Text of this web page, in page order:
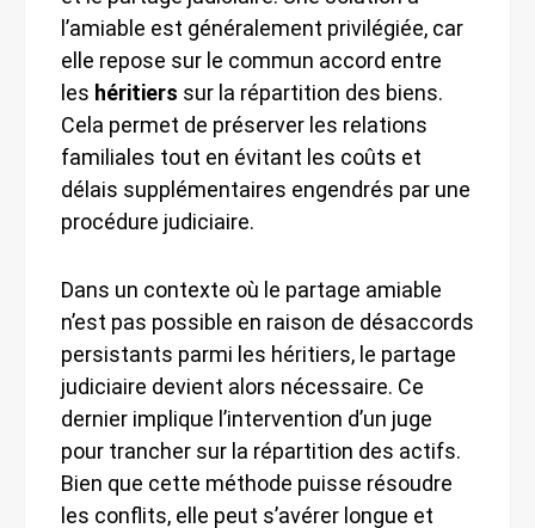
l’amiable est généralement privilégiée, car
elle repose sur le commun accord entre
les héritiers sur la répartition des biens.
Cela permet de préserver les relations
familiales tout en évitant les coûts et
délais supplémentaires engendrés par une
procédure judiciaire.
Dans un contexte où le partage amiable
n’est pas possible en raison de désaccords
persistants parmi les héritiers, le partage
judiciaire devient alors nécessaire. Ce
dernier implique l’intervention d’un juge
pour trancher sur la répartition des actifs.
Bien que cette méthode puisse résoudre
les conflits, elle peut s’avérer longue et